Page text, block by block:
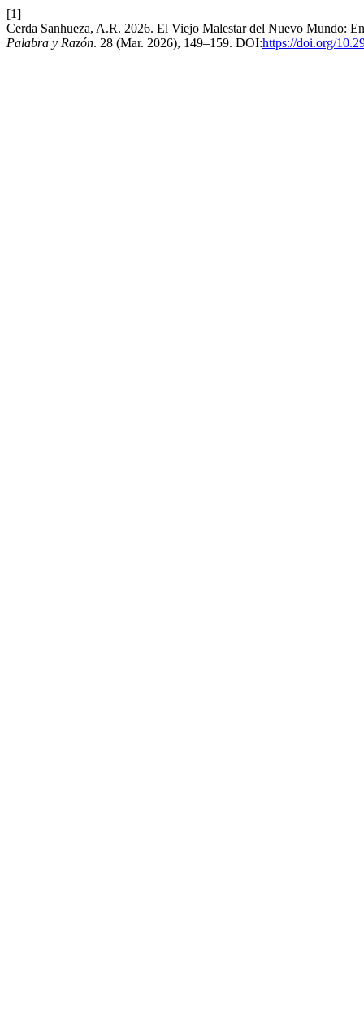
[1]
Cerda Sanhueza, A.R. 2026. El Viejo Malestar del Nuevo Mundo:
Palabra y Razón. 28 (Mar. 2026), 149–159. DOI:https://doi.org/